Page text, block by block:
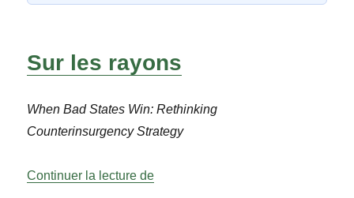
Sur les rayons
When Bad States Win: Rethinking
Counterinsurgency Strategy
Continuer la lecture de« Sur les rayons »